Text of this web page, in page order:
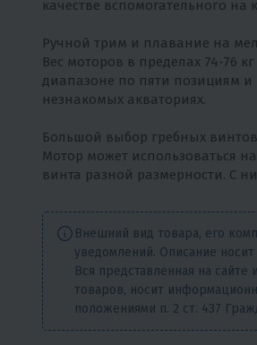
качестве вспомогательного на
Ручной трим и плавание на
Вес моторов в пределах 74-76
диапазоне по пяти позициям
незнакомых акваториях.
Большой выбор гребных винтов
Мотор может использоваться
винта разной размерности. С
Внешний вид товара, его
уведомлений. Описание
Вся представленная на
товаров, носит
положениями п. 2 ст. 437